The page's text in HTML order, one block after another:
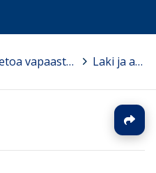
Tietoa vapaasta sivistystyöstä Laki ja asetus